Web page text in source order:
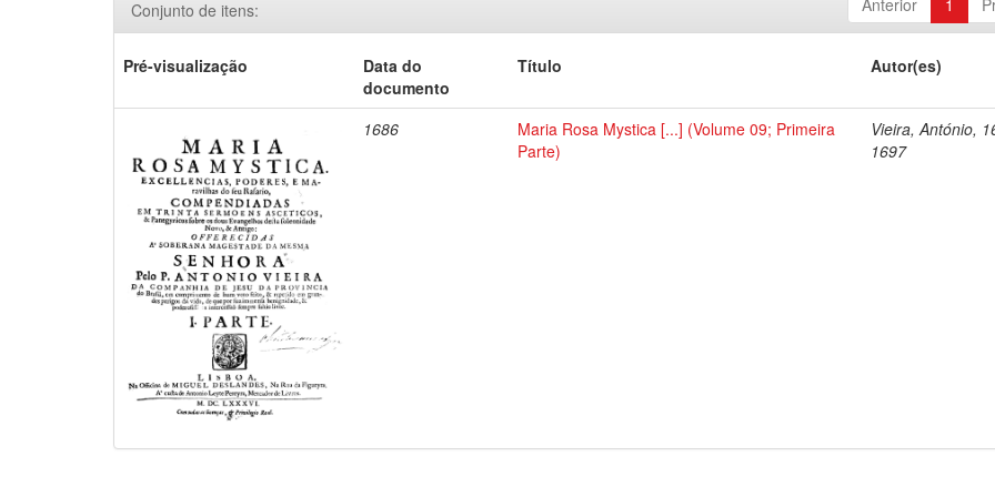
Anterior 1
Conjunto de itens:
Pré-visualização
Data do
documento
Título Autor(es)
1686
Maria Rosa Mystica [...] (Volume 09; Primeira
Parte)
Vieira, António,
1697